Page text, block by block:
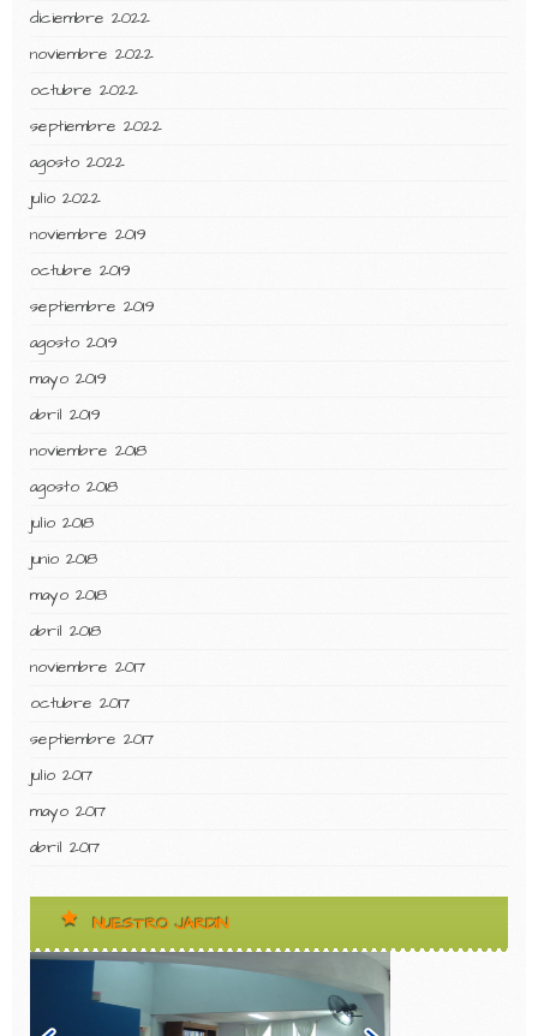
diciembre 2022
noviembre 2022
octubre 2022
septiembre 2022
agosto 2022
julio 2022
noviembre 2019
octubre 2019
septiembre 2019
agosto 2019
mayo 2019
abril 2019
noviembre 2018
agosto 2018
julio 2018
junio 2018
mayo 2018
abril 2018
noviembre 2017
octubre 2017
septiembre 2017
julio 2017
mayo 2017
abril 2017
NUESTRO JARDIN